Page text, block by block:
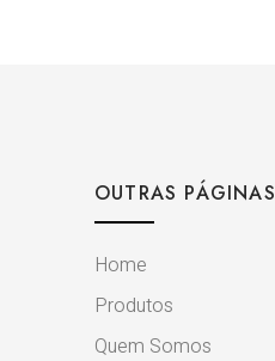
OUTRAS PÁGINAS
Home
Produtos
Quem Somos